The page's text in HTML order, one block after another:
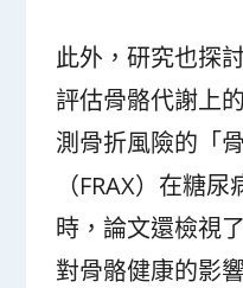
此外，研究也探
評估骨骼代謝上
測骨折風險的「
（FRAX）在糖
時，論文還檢視
對骨骼健康的影